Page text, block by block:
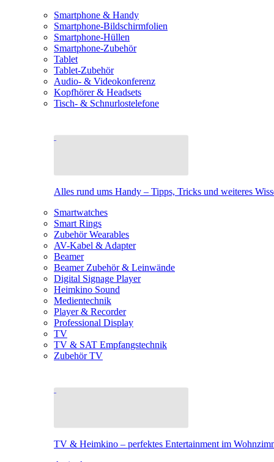
Smartphone & Handy
Smartphone-Bildschirmfolien
Smartphone-Hüllen
Smartphone-Zubehör
Tablet
Tablet-Zubehör
Audio- & Videokonferenz
Kopfhörer & Headsets
Tisch- & Schnurlostelefone
Alles rund ums Handy – Tipps, Tricks und weiteres
Smartwatches
Smart Rings
Zubehör Wearables
AV-Kabel & Adapter
Beamer
Beamer Zubehör & Leinwände
Digital Signage Player
Heimkino Sound
Medientechnik
Player & Recorder
Professional Display
TV
TV & SAT Empfangstechnik
Zubehör TV
TV & Heimkino – perfektes Entertainment im